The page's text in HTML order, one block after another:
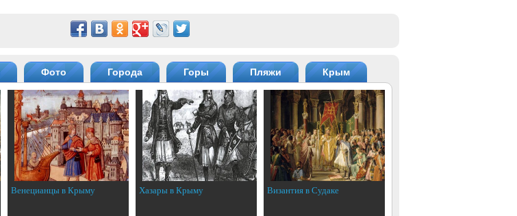
Фото Города Горы Пляжи Крым
Венецианцы в Крыму Хазары в Крыму Византия в Судаке